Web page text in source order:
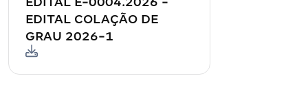
EDITAL COLAÇÃO DE
GRAU 2026-1